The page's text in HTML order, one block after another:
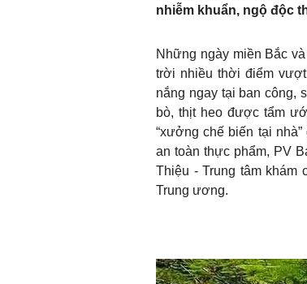
nhiễm khuẩn, ngộ độc
Những ngày miền Bắc
trời nhiều thời điểm
nắng ngay tại ban công,
bò, thịt heo được tẩm
“xưởng chế biến tại
an toàn thực phẩm, PV
Thiệu - Trung tâm khám
Trung ương.